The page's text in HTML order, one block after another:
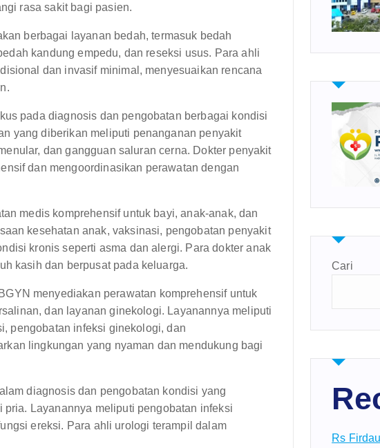
rasa sakit bagi pasien.
berbagai layanan bedah, termasuk bedah
kandung empedu, dan reseksi usus. Para ahli
dan invasif minimal, menyesuaikan rencana
pada diagnosis dan pengobatan berbagai kondisi
yang diberikan meliputi penanganan penyakit
dan gangguan saluran cerna. Dokter penyakit
dan mengoordinasikan perawatan dengan
medis komprehensif untuk bayi, anak-anak, dan
kesehatan anak, vaksinasi, pengobatan penyakit
kronis seperti asma dan alergi. Para dokter anak
kasih dan berpusat pada keluarga.
menyediakan perawatan komprehensif untuk
dan layanan ginekologi. Layanannya meliputi
pengobatan infeksi ginekologi, dan
lingkungan yang nyaman dan mendukung bagi
diagnosis dan pengobatan kondisi yang
Layanannya meliputi pengobatan infeksi
ereksi. Para ahli urologi terampil dalam
Cari
Rs